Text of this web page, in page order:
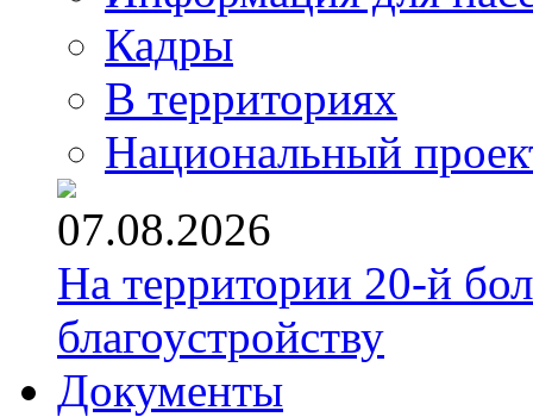
Кадры
В территориях
Национальный
07.08.2026
На территории 20-й
благоустройству
Документы